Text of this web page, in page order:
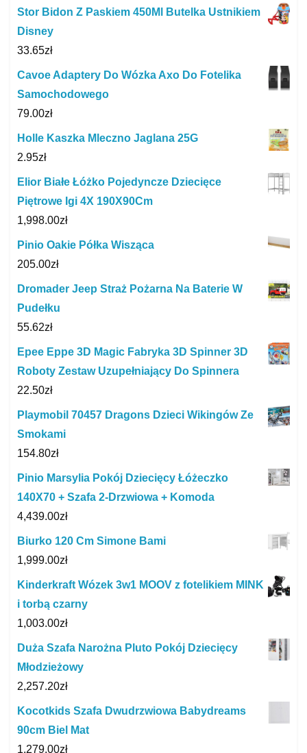
Stor Bidon Z Paskiem 450Ml Butelka Ustnikiem
Disney
33.65zł
Cavoe Adaptery Do Wózka Axo Do Fotelika
Samochodowego
79.00zł
Holle Kaszka Mleczno Jaglana 25G
2.95zł
Elior Białe Łóżko Pojedyncze Dziecięce
Piętrowe Igi 4X 190X90Cm
1,998.00zł
Pinio Oakie Półka Wisząca
205.00zł
Dromader Jeep Straż Pożarna Na Baterie W
Pudełku
55.62zł
Epee Eppe 3D Magic Fabryka 3D Spinner 3D
Roboty Zestaw Uzupełniający Do Spinnera
22.50zł
Playmobil 70457 Dragons Dzieci Wikingów Ze
Smokami
154.80zł
Pinio Marsylia Pokój Dziecięcy Łóżeczko
140X70 + Szafa 2-Drzwiowa + Komoda
4,439.00zł
Biurko 120 Cm Simone Bami
1,999.00zł
Kinderkraft Wózek 3w1 MOOV z fotelikiem MINK
i torbą czarny
1,003.00zł
Duża Szafa Narożna Pluto Pokój Dziecięcy
Młodzieżowy
2,257.20zł
Kocotkids Szafa Dwudrzwiowa Babydreams
90cm Biel Mat
1,279.00zł